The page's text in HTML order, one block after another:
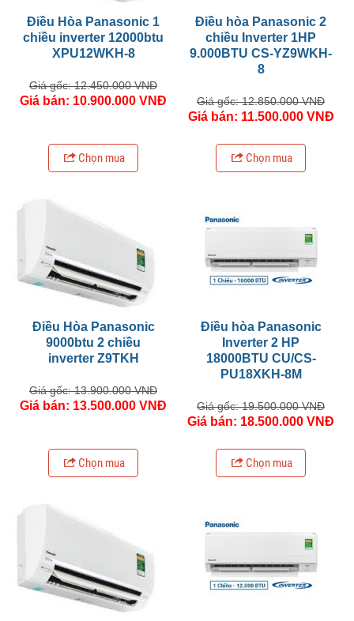
Điều Hòa Panasonic 1
chiều inverter 12000btu
XPU12WKH-8
Giá gốc: 12.450.000 VNĐ
Giá bán: 10.900.000 VNĐ
Chọn mua
Điều hòa Panasonic 2
chiều Inverter 1HP
9.000BTU CS-YZ9WKH-
8
Giá gốc: 12.850.000 VNĐ
Giá bán: 11.500.000 VNĐ
Chọn mua
Điều Hòa Panasonic
9000btu 2 chiều
inverter Z9TKH
Giá gốc: 13.900.000 VNĐ
Giá bán: 13.500.000 VNĐ
Chọn mua
Điều hòa Panasonic
Inverter 2 HP
18000BTU CU/CS-
PU18XKH-8M
Giá gốc: 19.500.000 VNĐ
Giá bán: 18.500.000 VNĐ
Chọn mua